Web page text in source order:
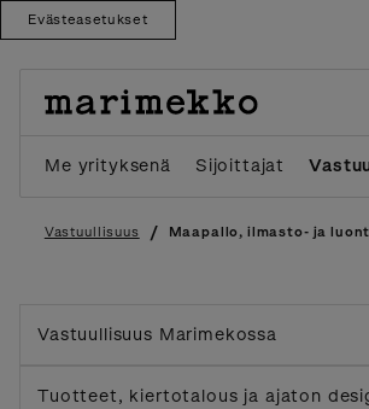
Evästeasetukset
content
Me yrityksenä Sijoittajat
Vastuullisuus / Maapallo, ilmasto- ja
Vastuullisuus Marimekossa
Tuotteet, kiertotalous ja ajaton